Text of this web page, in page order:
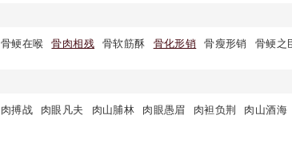
骨鲠在喉 骨肉相残 骨软筋酥 骨化形销 骨瘦形销 骨鲠之
肉搏战 肉眼凡夫 肉山脯林 肉眼愚眉 肉袒负荆 肉山酒海